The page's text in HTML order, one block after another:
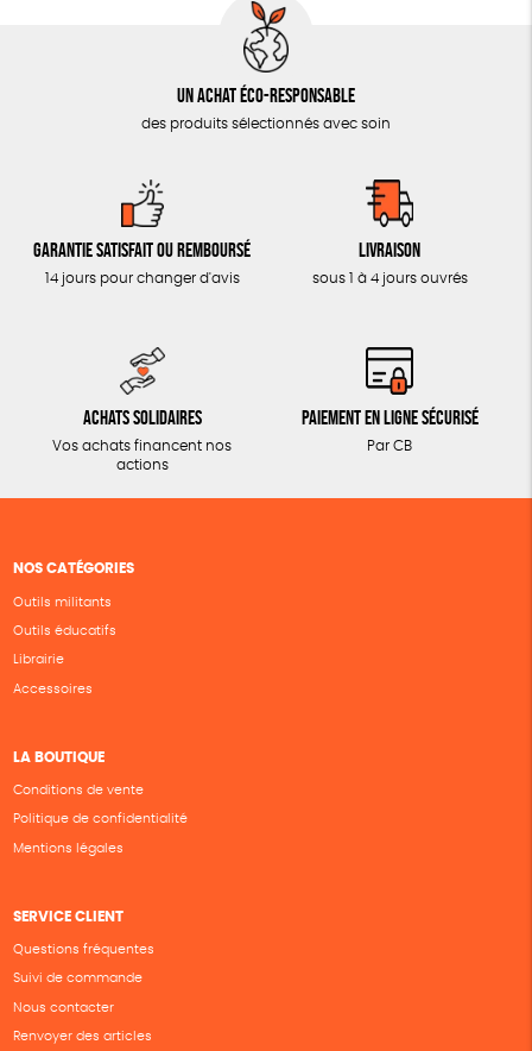
Un achat éco-responsable
des produits sélectionnés avec soin
Garantie satisfait ou remboursé
14 jours pour changer d'avis
Livraison
sous 1 à 4 jours ouvrés
Achats solidaires
Vos achats financent nos
actions
Paiement en ligne sécurisé
Par CB
NOS CATÉGORIES
Outils militants
Outils éducatifs
Librairie
Accessoires
LA BOUTIQUE
Conditions de vente
Politique de confidentialité
Mentions légales
SERVICE CLIENT
Questions fréquentes
Suivi de commande
Nous contacter
Renvoyer des articles